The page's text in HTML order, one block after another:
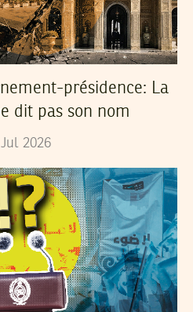
présidence: La
dit pas son nom
Jul 2026